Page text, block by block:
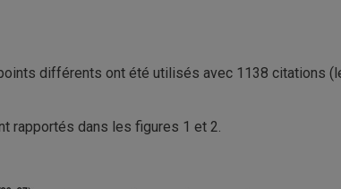
différents ont été utilisés avec 1138 citations
rapportés dans les figures 1 et 2.